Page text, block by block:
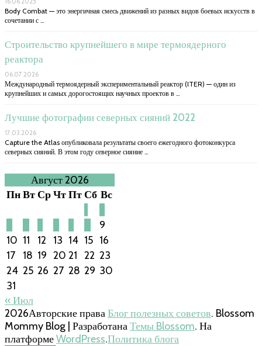
Body Combat — это энергичная смесь движений из разных видов боевых искусств в
сочетании с …
Строительство крупнейшего в мире термоядерного
реактора
06.07.2026
Международный термоядерный экспериментальный реактор (ITER) — один из
крупнейших и самых дорогостоящих научных проектов в …
Лучшие фотографии северных сияний 2022
17.03.2026
Capture the Atlas опубликовала результаты своего ежегодного фотоконкурса
северных сияний. В этом году северное сияние …
Август 2026
ПнВтСрЧтПтСб Вс
9
10 11 12 13 14 15 16
17
18 19 20 21 22 23
24 25 26 27 28 29 30
31
« Июл
2026Авторские праваБлог полезных советов. Blossom
Mommy Blog | РазработанаТемы Blossom. На
платформеWordPress.Политика блога